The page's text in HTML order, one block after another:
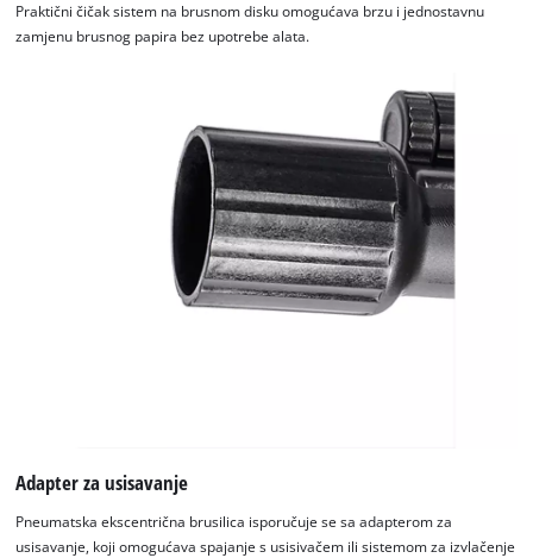
the site with their CMP to add this content
to the list of technologies used.
Usercentrics Consent
Management Platform
Praktični čičak sistem na brusnom disku omogućava brzu i jednostavnu
zamjenu brusnog papira bez upotrebe alata.
Adapter za usisavanje
Pneumatska ekscentrična brusilica isporučuje se sa adapterom za
usisavanje, koji omogućava spajanje s usisivačem ili sistemom za izvlačenje